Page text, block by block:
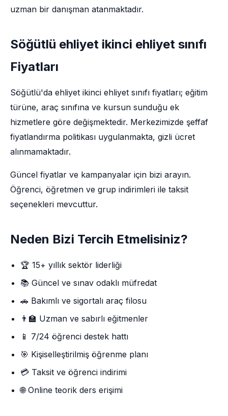
uzman bir danışman atanmaktadır.
Söğütlü ehliyet ikinci ehliyet sınıfı
Fiyatları
Söğütlü'da ehliyet ikinci ehliyet sınıfı fiyatları; eğitim
türüne, araç sınıfına ve kursun sunduğu ek
hizmetlere göre değişmektedir. Merkezimizde şeffaf
fiyatlandırma politikası uygulanmakta, gizli ücret
alınmamaktadır.
Güncel fiyatlar ve kampanyalar için bizi arayın.
Öğrenci, öğretmen ve grup indirimleri ile taksit
seçenekleri mevcuttur.
Neden Bizi Tercih Etmelisiniz?
🏆 15+ yıllık sektör liderliği
📚 Güncel ve sınav odaklı müfredat
🚗 Bakımlı ve sigortalı araç filosu
👨‍🏫 Uzman ve sabırlı eğitmenler
📱 7/24 öğrenci destek hattı
🎯 Kişiselleştirilmiş öğrenme planı
💳 Taksit ve öğrenci indirimi
🌐 Online teorik ders erişimi